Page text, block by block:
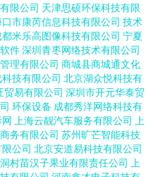
限公司 天津思硕环保科技有限
口市康芮信息科技有限公司 技术
都米乐高图像科技有限公司 宁夏
件深圳青枣网络技术有限公司
理有限公司 商城县商城通文化
技有限公司 北京湖众悦科技有
贸易有限公司 深圳市开元华泰贸
环保设备 成都秀洋网络科技有
上海云靓汽车服务有限公司
上
务有限公司 苏州旷芒智能科技
公司 北京安道易科技有限公司
村苗汉子果业有限责任公司
上